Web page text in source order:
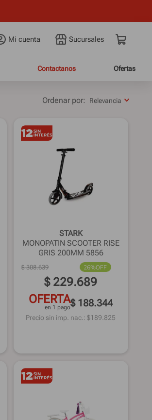
Mi cuenta
Contactanos Ofertas
Relevancia
STARK
MONOPATIN SCOOTER RISE
GRIS 200MM 5856
$ 308.639 26%OFF
$ 229.689
OFERTA
en 1 pago$ 188.344
Precio sin imp. nac.: $189.825